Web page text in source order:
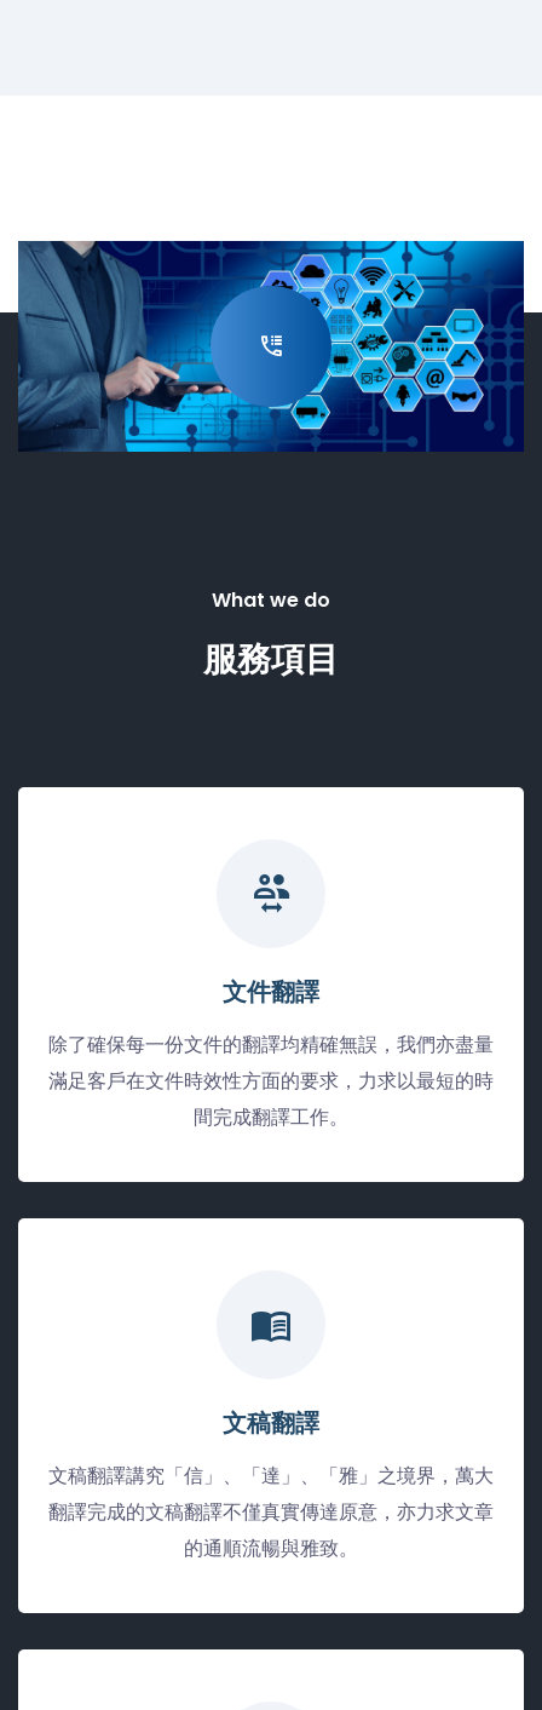
What we do
服務項目
文件翻譯
除了確保每一份文件的翻譯均精確無誤，我們亦盡量
滿足客戶在文件時效性方面的要求，力求以最短的時
間完成翻譯工作。
文稿翻譯
文稿翻譯講究「信」、「達」、「雅」之境界，萬大
翻譯完成的文稿翻譯不僅真實傳達原意，亦力求文章
的通順流暢與雅致。